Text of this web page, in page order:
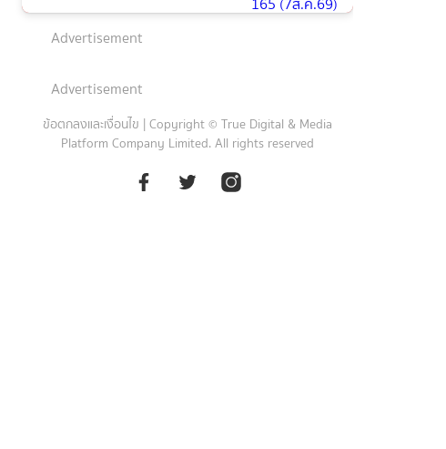
Advertisement
Advertisement
ข้อตกลงและเงื่อนไข | Copyright © True Digital & Media
Platform Company Limited. All rights reserved